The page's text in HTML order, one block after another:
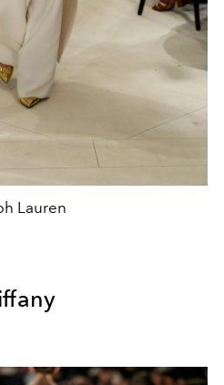
Lauren